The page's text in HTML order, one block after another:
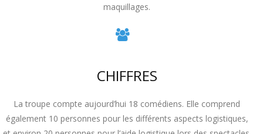
maquillages.
CHIFFRES
La troupe compte aujourd’hui 18 comédiens. Elle comprend
également 10 personnes pour les différents aspects logistiques,